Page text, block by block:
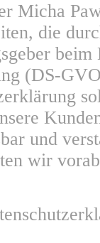
Micha
die
beim
(DS-
und
wir